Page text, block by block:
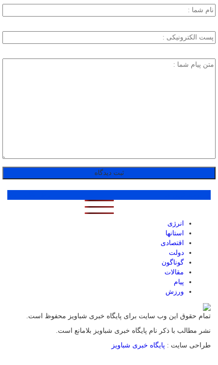
انرژی
استانها
اقتصادی
دولت
گوناگون
مقالات
پیام
ورزش
تمام حقوق این وب سایت برای پایگاه خبری شباویز محفوظ است.
نشر مطالب با ذکر نام پایگاه خبری شباویز بلامانع است.
طراحی سایت : پایگاه خبری شباویز